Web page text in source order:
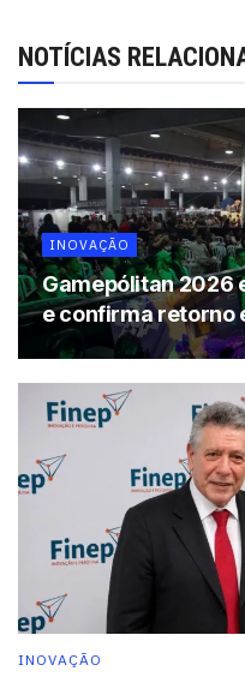
garantia e chega com
Tags:
NOTÍCIAS
INOVAÇÃO
Gamepólitan 2026
e confirma retorno
INOVAÇÃO